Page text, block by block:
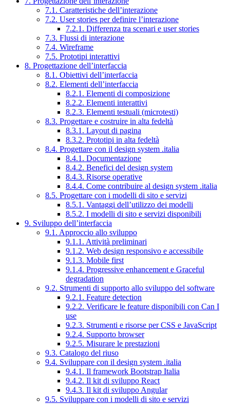
7.1. Caratteristiche dell’interazione
7.2. User stories per definire l’interazione
7.2.1. Differenza tra scenari e user stories
7.3. Flussi di interazione
7.4. Wireframe
7.5. Prototipi interattivi
8. Progettazione dell’interfaccia
8.1. Obiettivi dell’interfaccia
8.2. Elementi dell’interfaccia
8.2.1. Elementi di composizione
8.2.2. Elementi interattivi
8.2.3. Elementi testuali (microtesti)
8.3. Progettare e costruire in alta fedeltà
8.3.1. Layout di pagina
8.3.2. Prototipi in alta fedeltà
8.4. Progettare con il design system .italia
8.4.1. Documentazione
8.4.2. Benefici del design system
8.4.3. Risorse operative
8.4.4. Come contribuire al design system .italia
8.5. Progettare con i modelli di sito e servizi
8.5.1. Vantaggi dell’utilizzo dei modelli
8.5.2. I modelli di sito e servizi disponibili
9. Sviluppo dell’interfaccia
9.1. Approccio allo sviluppo
9.1.1. Attività preliminari
9.1.2. Web design responsivo e accessibile
9.1.3. Mobile first
9.1.4. Progressive enhancement e Graceful
degradation
9.2. Strumenti di supporto allo sviluppo del software
9.2.1. Feature detection
9.2.2. Verificare le feature disponibili con Can I
use
9.2.3. Strumenti e risorse per CSS e JavaScript
9.2.4. Supporto browser
9.2.5. Misurare le prestazioni
9.3. Catalogo del riuso
9.4. Sviluppare con il design system .italia
9.4.1. Il framework Bootstrap Italia
9.4.2. Il kit di sviluppo React
9.4.3. Il kit di sviluppo Angular
9.5. Sviluppare con i modelli di sito e servizi